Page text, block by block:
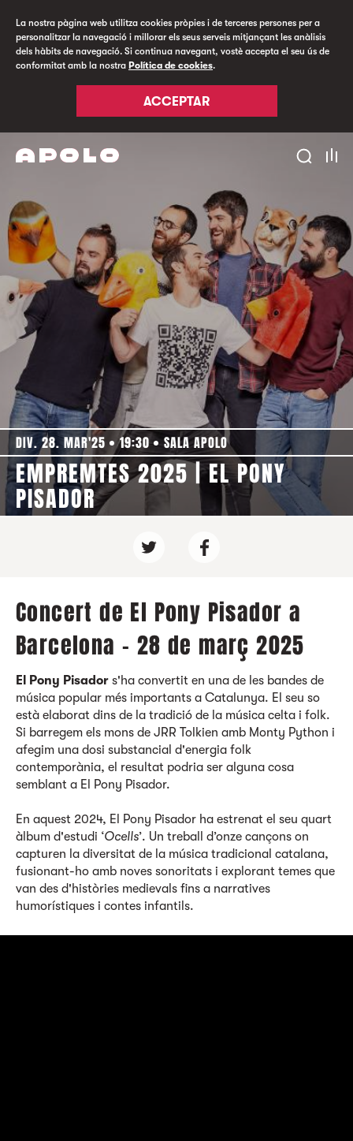
La nostra pàgina web utilitza cookies pròpies i de terceres persones per a
personalitzar la navegació i millorar els seus serveis mitjançant les anàlisis
dels hàbits de navegació. Si continua navegant, vostè accepta el seu ús de
conformitat amb la nostra Política de cookies.
ACCEPTAR
DIV. 28. MAR'25 19:30 SALA APOLO
EMPREMTES 2025 | EL PONY
PISADOR
Concert de El Pony Pisador a
Barcelona - 28 de març 2025
El Pony Pisador s'ha convertit en una de les bandes de
música popular més importants a Catalunya. El seu so
està elaborat dins de la tradició de la música celta i folk.
Si barregem els mons de JRR Tolkien amb Monty Python i
afegim una dosi substancial d'energia folk
contemporània, el resultat podria ser alguna cosa
semblant a El Pony Pisador.
En aquest 2024, El Pony Pisador ha estrenat el seu quart
àlbum d'estudi ‘Ocells’. Un treball d’onze cançons on
capturen la diversitat de la música tradicional catalana,
fusionant-ho amb noves sonoritats i explorant temes que
van des d'històries medievals fins a narratives
humorístiques i contes infantils.